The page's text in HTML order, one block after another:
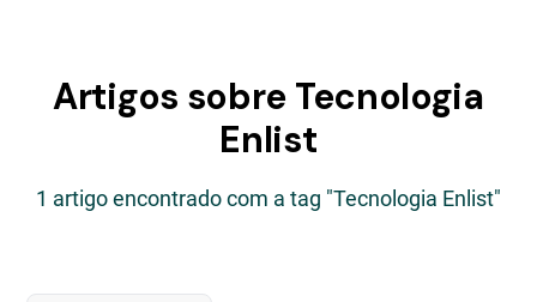
Artigos sobre Tecnologia
Enlist
1 artigo encontrado com a tag "Tecnologia Enlist"